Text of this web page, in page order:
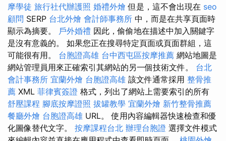
摩學徒 旅行社代辦護照 婚禮外燴 但是，這不會出現在 seo
顧問 SERP 台北外燴 會計師事務所 中，而是在共享頁面時
顯示為摘要。 戶外婚禮 因此，偷偷地在描述中加入關鍵字
是沒有意義的。 如果您正在搜尋特定頁面或頁面群組，這
可能很有用。 台胞證高雄 台中西屯區按摩推薦 網站地圖是
網站管理員用來正確索引其網站的另一個技術文件。 台北
會計事務所 宜蘭外燴 台胞證高雄 該文件通常採用 整骨推
薦 XML 菲律賓簽證 格式，列出了網站上需要索引的所有
舒壓課程 腳底按摩證照 拔罐教學 宜蘭外燴 新竹整骨推薦
餐廳外燴 台胞證高雄 URL。 使用內容編輯器快速檢查和優
化圖像替代文字。 按摩課程台北 辦理台胞證 選擇文件模式